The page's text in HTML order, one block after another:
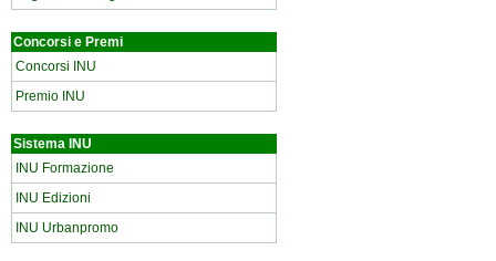
Concorsi e Premi
Concorsi INU
Premio INU
Sistema INU
INU Formazione
INU Edizioni
INU Urbanpromo